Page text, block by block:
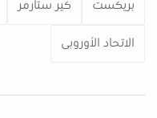
بريكست كير ستارمر
الاتحاد الأوروبى